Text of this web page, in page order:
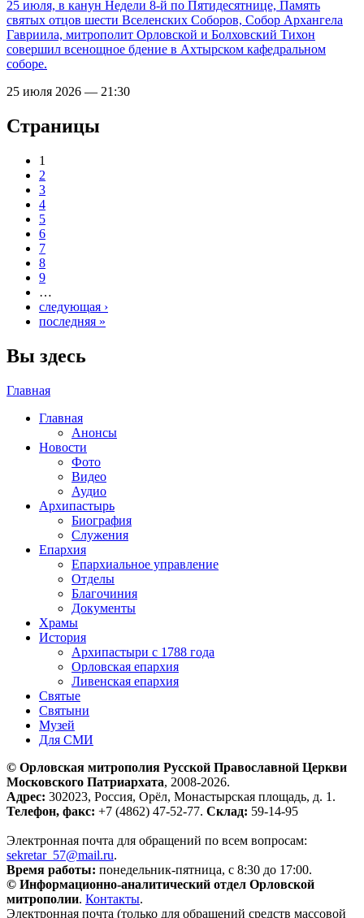
25 июля, в канун Недели 8-й по Пятидесятнице, Память
святых отцов шести Вселенских Соборов, Собор Архангела
Гавриила, митрополит Орловской и Болховский Тихон
совершил всенощное бдение в Ахтырском кафедральном
соборе.
25 июля 2026 — 21:30
Страницы
1
2
3
4
5
6
7
8
9
…
следующая ›
последняя »
Вы здесь
Главная
Главная
Анонсы
Новости
Фото
Видео
Аудио
Архипастырь
Биография
Служения
Епархия
Епархиальное управление
Отделы
Благочиния
Документы
Храмы
История
Архипастыри с 1788 года
Орловская епархия
Ливенская епархия
Святые
Святыни
Музей
Для СМИ
© Орловская митрополия Русской Православной Церкви
Московского Патриархата, 2008-2026.
Адрес: 302023, Россия, Орёл, Монастырская площадь, д. 1.
Телефон, факс: +7 (4862) 47-52-77. Склад: 59-14-95
Электронная почта для обращений по всем вопросам:
sekretar_57@mail.ru.
Время работы: понедельник-пятница, с 8:30 до 17:00.
© Информационно-аналитический отдел Орловской
митрополии. Контакты.
Электронная почта (только для обращений средств массовой